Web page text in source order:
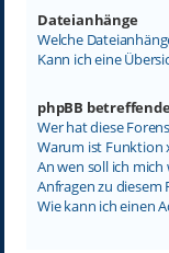
Dateianhänge
Welche
Kann ich eine
phpBB
Wer hat diese
Warum ist Funktion
An wen soll ich
Anfragen zu diesem
Wie kann ich einen